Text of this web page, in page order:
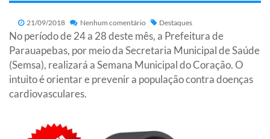
21/09/2018 Nenhum comentário Destaques
No período de 24 a 28 deste mês, a Prefeitura de
Parauapebas, por meio da Secretaria Municipal de Saúde
(Semsa), realizará a Semana Municipal do Coração. O
intuito é orientar e prevenir a população contra doenças
cardiovasculares.